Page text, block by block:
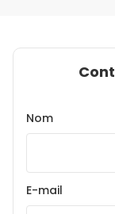
Nom
E-mail